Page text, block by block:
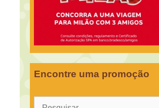
Encontre uma promoção
Pesquisar